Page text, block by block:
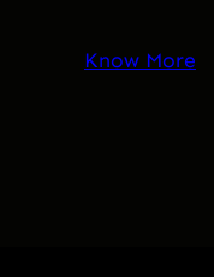
Know More